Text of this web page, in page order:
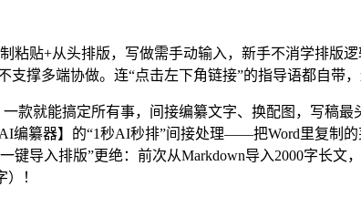
贴+从头排版，写做需手动输入，新手不消学排版
撑多端协做。连“点击左下角链接”的指导语都自带
就能搞定所有事，间接编纂文字、换配图，写稿最
编纂器】的“1秒AI秒排”间接处理——把Word里复制
键导入排版”更绝：前次从Markdown导入2000字长
！